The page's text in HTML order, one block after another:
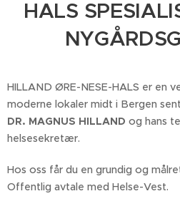
HALS
HILLAND ØRE-NESE-HALS er en
moderne lokaler midt i Bergen
DR. MAGNUS HILLAND og hans
helsesekretær.
Hos oss får du en grundig og
Offentlig avtale med Helse-Vest.